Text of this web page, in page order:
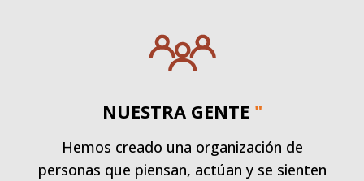
NUESTRA GENTE "
Hemos creado una organización de
personas que piensan, actúan y se sienten